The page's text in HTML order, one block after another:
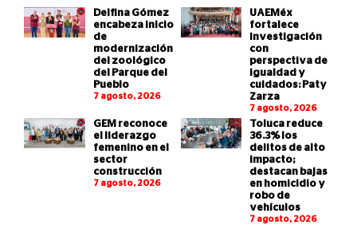
Delfina Gómez
encabeza inicio
de
modernización
del zoológico
del Parque del
Pueblo
7 agosto, 2026
UAEMéx
fortalece
investigación
con
perspectiva de
igualdad y
cuidados: Paty
Zarza
7 agosto, 2026
GEM reconoce
el liderazgo
femenino en el
sector
construcción
7 agosto, 2026
Toluca reduce
36.3% los
delitos de alto
impacto;
destacan bajas
en homicidio y
robo de
vehículos
7 agosto, 2026